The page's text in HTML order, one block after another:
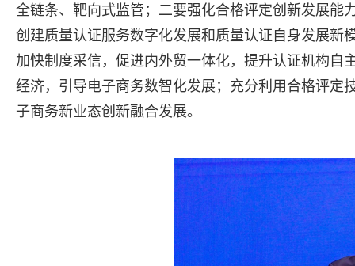
全链条、靶向式监管；二要强化合格评定创新发展能
创建质量认证服务数字化发展和质量认证自身发展新
加快制度采信，促进内外贸一体化，提升认证机构自
经济，引导电子商务数智化发展；充分利用合格评定
子商务新业态创新融合发展。